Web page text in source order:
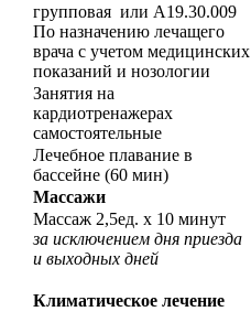
групповая или А19.30.009
По назначению лечащего
врача с учетом медицинских
показаний и нозологии
Занятия на
кардиотренажерах
самостоятельные
Лечебное плавание в
бассейне (60 мин)
Массажи
Массаж 2,5ед. х 10 минут
за исключением дня приезда
и выходных дней
Климатическое лечение